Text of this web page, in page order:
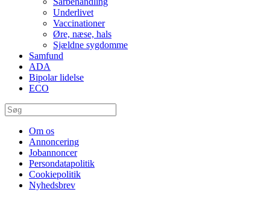
Underlivet
Vaccinationer
Øre, næse, hals
Sjældne sygdomme
Samfund
ADA
Bipolar lidelse
ECO
Om os
Annoncering
Jobannoncer
Persondatapolitik
Cookiepolitik
Nyhedsbrev